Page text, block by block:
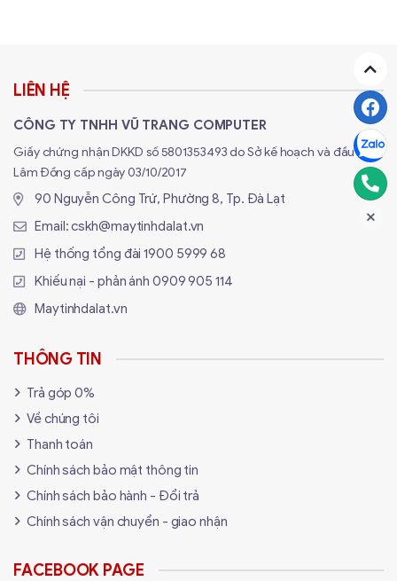
LIÊN HỆ
CÔNG TY TNHH VŨ TRANG COMPUTER
Giấy chứng nhận DKKD số 5801353493 do Sở kế hoạch và đầu tư
Lâm Đồng cấp ngày 03/10/2017
90 Nguyễn Công Trứ, Phường 8, Tp. Đà Lạt
Email:cskh@maytinhdalat.vn
Hệ thống tổng đài1900 5999 68
Khiếu nại - phản ánh 0909 905 114
Maytinhdalat.vn
THÔNG TIN
Trả góp 0%
Về chúng tôi
Thanh toán
Chính sách bảo mật thông tin
Chính sách bảo hành - Đổi trả
Chính sách vận chuyển - giao nhận
FACEBOOK PAGE